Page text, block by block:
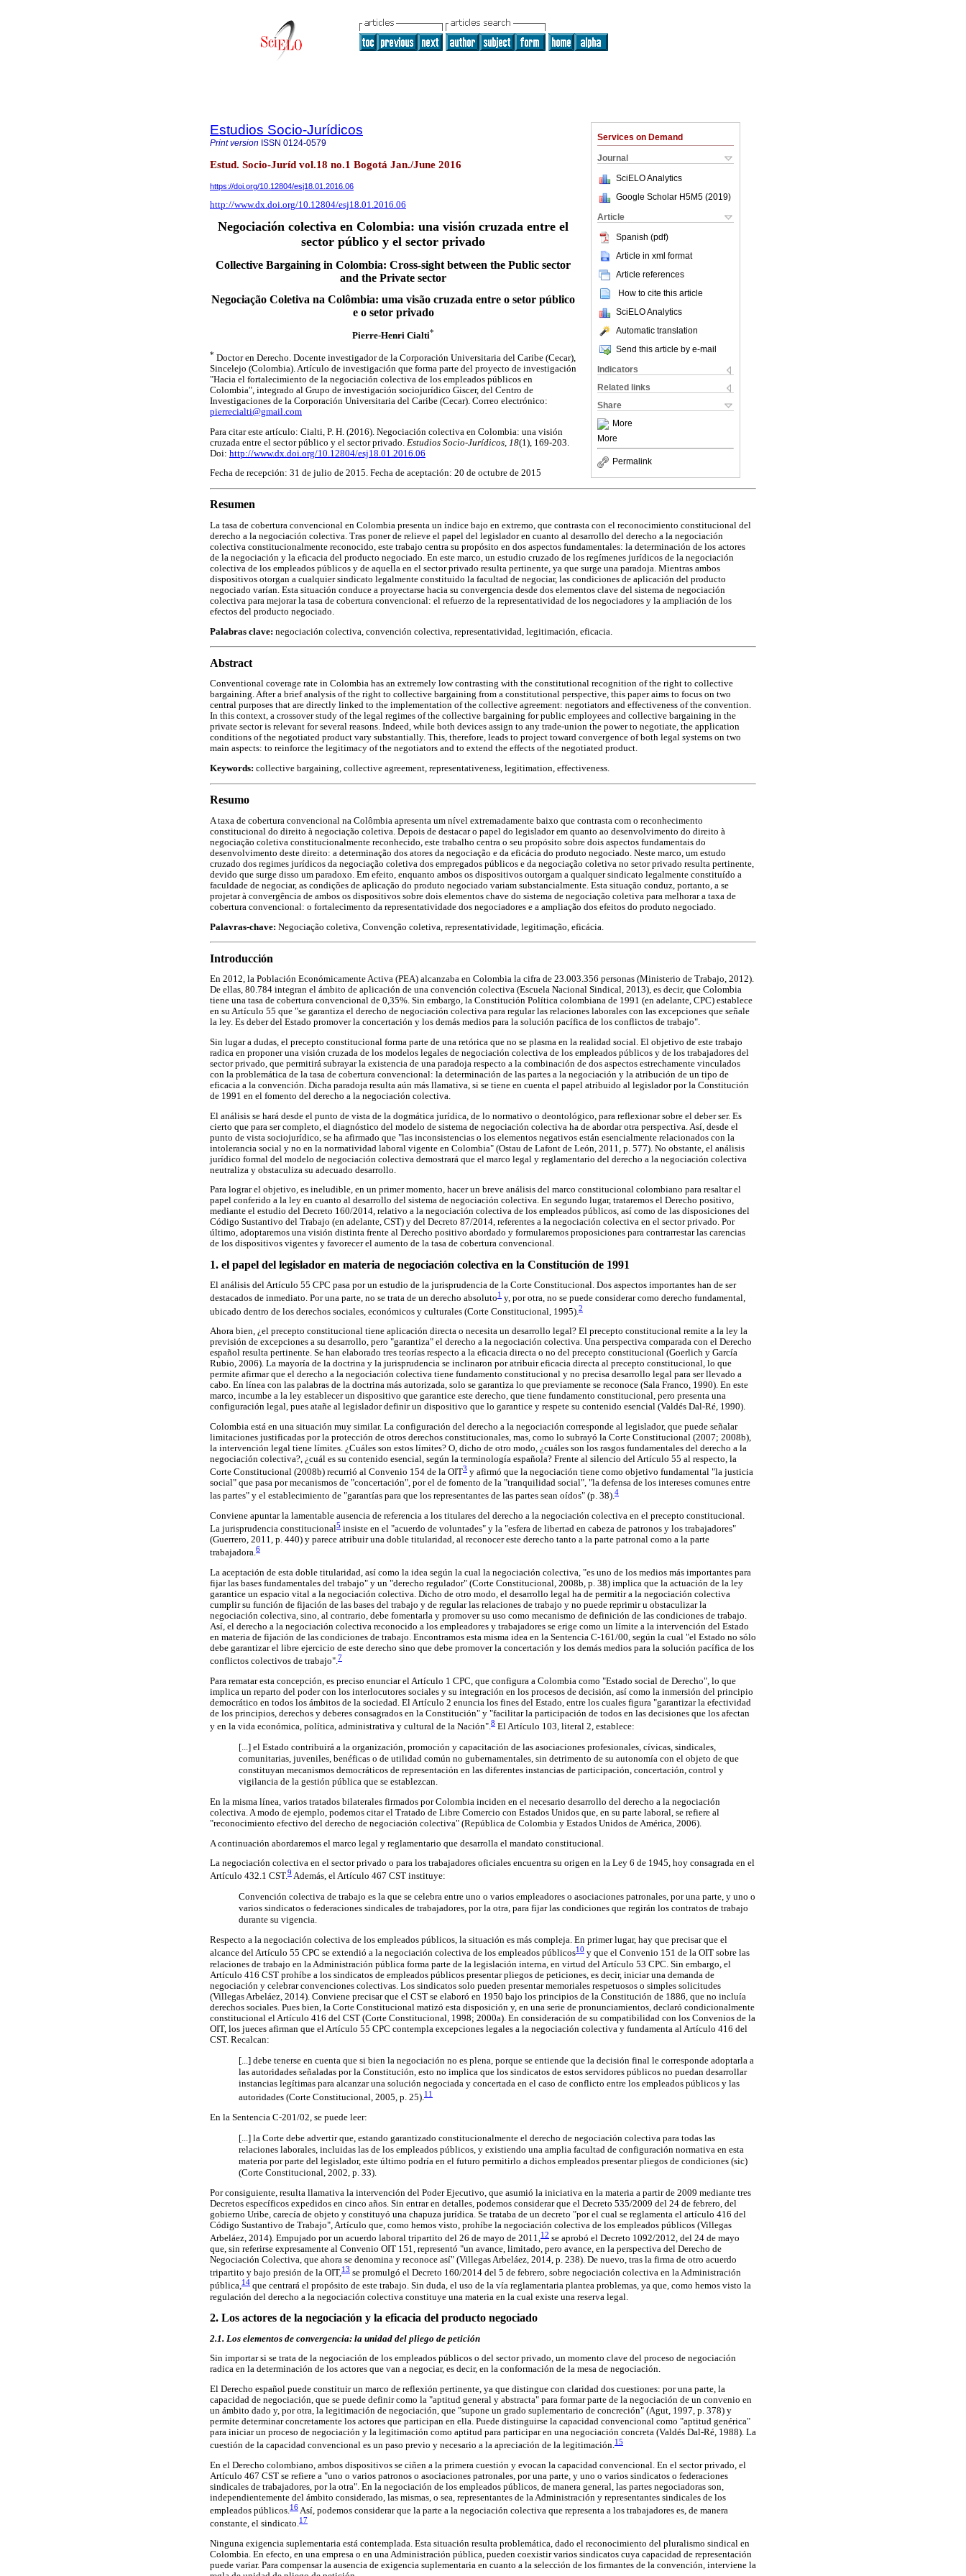
Services on Demand
Journal
SciELO Analytics
Google Scholar H5M5 (2019)
Article
Spanish (pdf)
Article in xml format
Article references
How to cite this article
SciELO Analytics
Automatic translation
Send this article by e-mail
Indicators
Related links
Share
More
More
Permalink
Estudios Socio-Jurídicos
Print version ISSN 0124-0579
Estud. Socio-Juríd vol.18 no.1 Bogotá Jan./June 2016
https://doi.org/10.12804/esj18.01.2016.06
http://www.dx.doi.org/10.12804/esj18.01.2016.06
Negociación colectiva en Colombia: una visión cruzada entre el
sector público y el sector privado
Collective Bargaining in Colombia: Cross-sight between the Public sector
and the Private sector
Negociação Coletiva na Colômbia: uma visão cruzada entre o setor público
e o setor privado
Pierre-Henri Cialti*
* Doctor en Derecho. Docente investigador de la Corporación Universitaria del Caribe (Cecar),
Sincelejo (Colombia). Artículo de investigación que forma parte del proyecto de investigación
"Hacia el fortalecimiento de la negociación colectiva de los empleados públicos en
Colombia", integrado al Grupo de investigación sociojurídico Giscer, del Centro de
Investigaciones de la Corporación Universitaria del Caribe (Cecar). Correo electrónico:
pierrecialti@gmail.com
Para citar este artículo: Cialti, P. H. (2016). Negociación colectiva en Colombia: una visión
cruzada entre el sector público y el sector privado. Estudios Socio-Jurídicos 18(1), 169-203.
Doi: http://www.dx.doi.org/10.12804/esj18.01.2016.06
Fecha de recepción: 31 de julio de 2015. Fecha de aceptación: 20 de octubre de 2015
Resumen
La tasa de cobertura convencional en Colombia presenta un índice bajo en extremo, que contrasta con el reconocimiento constitucional del
derecho a la negociación colectiva. Tras poner de relieve el papel del legislador en cuanto al desarrollo del derecho a la negociación
colectiva constitucionalmente reconocido, este trabajo centra su propósito en dos aspectos fundamentales: la determinación de los actores
de la negociación y la eficacia del producto negociado. En este marco, un estudio cruzado de los regímenes jurídicos de la negociación
colectiva de los empleados públicos y de aquella en el sector privado resulta pertinente, ya que surge una paradoja. Mientras ambos
dispositivos otorgan a cualquier sindicato legalmente constituido la facultad de negociar, las condiciones de aplicación del producto
negociado varían. Esta situación conduce a proyectarse hacia su convergencia desde dos elementos clave del sistema de negociación
colectiva para mejorar la tasa de cobertura convencional: el refuerzo de la representatividad de los negociadores y la ampliación de los
efectos del producto negociado.
Palabras clave: negociación colectiva, convención colectiva, representatividad, legitimación, eficacia.
Abstract
Conventional coverage rate in Colombia has an extremely low contrasting with the constitutional recognition of the right to collective
bargaining. After a brief analysis of the right to collective bargaining from a constitutional perspective, this paper aims to focus on two
central purposes that are directly linked to the implementation of the collective agreement: negotiators and effectiveness of the convention.
In this context, a crossover study of the legal regimes of the collective bargaining for public employees and collective bargaining in the
private sector is relevant for several reasons. Indeed, while both devices assign to any trade-union the power to negotiate, the application
conditions of the negotiated product vary substantially. This, therefore, leads to project toward convergence of both legal systems on two
main aspects: to reinforce the legitimacy of the negotiators and to extend the effects of the negotiated product.
Keywords: collective bargaining, collective agreement, representativeness, legitimation, effectiveness.
Resumo
A taxa de cobertura convencional na Colômbia apresenta um nível extremadamente baixo que contrasta com o reconhecimento
constitucional do direito à negociação coletiva. Depois de destacar o papel do legislador em quanto ao desenvolvimento do direito à
negociação coletiva constitucionalmente reconhecido, este trabalho centra o seu propósito sobre dois aspectos fundamentais do
desenvolvimento deste direito: a determinação dos atores da negociação e da eficácia do produto negociado. Neste marco, um estudo
cruzado dos regimes jurídicos da negociação coletiva dos empregados públicos e da negociação coletiva no setor privado resulta pertinente,
devido que surge disso um paradoxo. Em efeito, enquanto ambos os dispositivos outorgam a qualquer sindicato legalmente constituído a
faculdade de negociar, as condições de aplicação do produto negociado variam substancialmente. Esta situação conduz, portanto, a se
projetar à convergência de ambos os dispositivos sobre dois elementos chave do sistema de negociação coletiva para melhorar a taxa de
cobertura convencional: o fortalecimento da representatividade dos negociadores e a ampliação dos efeitos do produto negociado.
Palavras-chave: Negociação coletiva, Convenção coletiva, representatividade, legitimação, eficácia.
Introducción
En 2012, la Población Económicamente Activa (PEA) alcanzaba en Colombia la cifra de 23.003.356 personas (Ministerio de Trabajo, 2012).
De ellas, 80.784 integran el ámbito de aplicación de una convención colectiva (Escuela Nacional Sindical, 2013), es decir, que Colombia
tiene una tasa de cobertura convencional de 0,35%. Sin embargo, la Constitución Política colombiana de 1991 (en adelante, CPC) establece
en su Artículo 55 que "se garantiza el derecho de negociación colectiva para regular las relaciones laborales con las excepciones que señale
la ley. Es deber del Estado promover la concertación y los demás medios para la solución pacífica de los conflictos de trabajo".
Sin lugar a dudas, el precepto constitucional forma parte de una retórica que no se plasma en la realidad social. El objetivo de este trabajo
radica en proponer una visión cruzada de los modelos legales de negociación colectiva de los empleados públicos y de los trabajadores del
sector privado, que permitirá subrayar la existencia de una paradoja respecto a la combinación de dos aspectos estrechamente vinculados
con la problemática de la tasa de cobertura convencional: la determinación de las partes a la negociación y la atribución de un tipo de
eficacia a la convención. Dicha paradoja resulta aún más llamativa, si se tiene en cuenta el papel atribuido al legislador por la Constitución
de 1991 en el fomento del derecho a la negociación colectiva.
El análisis se hará desde el punto de vista de la dogmática jurídica, de lo normativo o deontológico, para reflexionar sobre el deber ser. Es
cierto que para ser completo, el diagnóstico del modelo de sistema de negociación colectiva ha de abordar otra perspectiva. Así, desde el
punto de vista sociojurídico, se ha afirmado que "las inconsistencias o los elementos negativos están esencialmente relacionados con la
intolerancia social y no en la normatividad laboral vigente en Colombia" (Ostau de Lafont de León, 2011, p. 577). No obstante, el análisis
jurídico formal del modelo de negociación colectiva demostrará que el marco legal y reglamentario del derecho a la negociación colectiva
neutraliza y obstaculiza su adecuado desarrollo.
Para lograr el objetivo, es ineludible, en un primer momento, hacer un breve análisis del marco constitucional colombiano para resaltar el
papel conferido a la ley en cuanto al desarrollo del sistema de negociación colectiva. En segundo lugar, trataremos el Derecho positivo,
mediante el estudio del Decreto 160/2014, relativo a la negociación colectiva de los empleados públicos, así como de las disposiciones del
Código Sustantivo del Trabajo (en adelante, CST) y del Decreto 87/2014, referentes a la negociación colectiva en el sector privado. Por
último, adoptaremos una visión distinta frente al Derecho positivo abordado y formularemos proposiciones para contrarrestar las carencias
de los dispositivos vigentes y favorecer el aumento de la tasa de cobertura convencional.
1. el papel del legislador en materia de negociación colectiva en la Constitución de 1991
El análisis del Artículo 55 CPC pasa por un estudio de la jurisprudencia de la Corte Constitucional. Dos aspectos importantes han de ser
destacados de inmediato. Por una parte, no se trata de un derecho absoluto1 y, por otra, no se puede considerar como derecho fundamental,
ubicado dentro de los derechos sociales, económicos y culturales (Corte Constitucional, 1995). 2
Ahora bien, ¿el precepto constitucional tiene aplicación directa o necesita un desarrollo legal? El precepto constitucional remite a la ley la
previsión de excepciones a su desarrollo, pero "garantiza" el derecho a la negociación colectiva. Una perspectiva comparada con el Derecho
español resulta pertinente. Se han elaborado tres teorías respecto a la eficacia directa o no del precepto constitucional (Goerlich y García
Rubio, 2006). La mayoría de la doctrina y la jurisprudencia se inclinaron por atribuir eficacia directa al precepto constitucional, lo que
permite afirmar que el derecho a la negociación colectiva tiene fundamento constitucional y no precisa desarrollo legal para ser llevado a
cabo. En línea con las palabras de la doctrina más autorizada, solo se garantiza lo que previamente se reconoce (Sala Franco, 1990). En este
marco, incumbe a la ley establecer un dispositivo que garantice este derecho, que tiene fundamento constitucional, pero presenta una
configuración legal, pues atañe al legislador definir un dispositivo que lo garantice y respete su contenido esencial (Valdés Dal-Ré, 1990).
Colombia está en una situación muy similar. La configuración del derecho a la negociación corresponde al legislador, que puede señalar
limitaciones justificadas por la protección de otros derechos constitucionales, mas, como lo subrayó la Corte Constitucional (2007; 2008b),
la intervención legal tiene límites. ¿Cuáles son estos límites? O, dicho de otro modo, ¿cuáles son los rasgos fundamentales del derecho a la
negociación colectiva?, ¿cuál es su contenido esencial, según la terminología española? Frente al silencio del Artículo 55 al respecto, la
Corte Constitucional (2008b) recurrió al Convenio 154 de la OIT3 y afirmó que la negociación tiene como objetivo fundamental "la justicia
social" que pasa por mecanismos de "concertación", por el de fomento de la "tranquilidad social", "la defensa de los intereses comunes entre
las partes" y el establecimiento de "garantías para que los representantes de las partes sean oídos" (p. 38).4
Conviene apuntar la lamentable ausencia de referencia a los titulares del derecho a la negociación colectiva en el precepto constitucional.
La jurisprudencia constitucional5 insiste en el "acuerdo de voluntades" y la "esfera de libertad en cabeza de patronos y los trabajadores"
(Guerrero, 2011, p. 440) y parece atribuir una doble titularidad, al reconocer este derecho tanto a la parte patronal como a la parte
trabajadora.6
La aceptación de esta doble titularidad, así como la idea según la cual la negociación colectiva, "es uno de los medios más importantes para
fijar las bases fundamentales del trabajo" y un "derecho regulador" (Corte Constitucional, 2008b, p. 38) implica que la actuación de la ley
garantice un espacio vital a la negociación colectiva. Dicho de otro modo, el desarrollo legal ha de permitir a la negociación colectiva
cumplir su función de fijación de las bases del trabajo y de regular las relaciones de trabajo y no puede reprimir u obstaculizar la
negociación colectiva, sino, al contrario, debe fomentarla y promover su uso como mecanismo de definición de las condiciones de trabajo.
Así, el derecho a la negociación colectiva reconocido a los empleadores y trabajadores se erige como un límite a la intervención del Estado
en materia de fijación de las condiciones de trabajo. Encontramos esta misma idea en la Sentencia C-161/00, según la cual "el Estado no sólo
debe garantizar el libre ejercicio de este derecho sino que debe promover la concertación y los demás medios para la solución pacífica de los
conflictos colectivos de trabajo".7
Para rematar esta concepción, es preciso enunciar el Artículo 1 CPC, que configura a Colombia como "Estado social de Derecho", lo que
implica un reparto del poder con los interlocutores sociales y su integración en los procesos de decisión, así como la inmersión del principio
democrático en todos los ámbitos de la sociedad. El Artículo 2 enuncia los fines del Estado, entre los cuales figura "garantizar la efectividad
de los principios, derechos y deberes consagrados en la Constitución" y "facilitar la participación de todos en las decisiones que los afectan
y en la vida económica, política, administrativa y cultural de la Nación".8 El Artículo 103, literal 2, establece:
[...] el Estado contribuirá a la organización, promoción y capacitación de las asociaciones profesionales, cívicas, sindicales,
comunitarias, juveniles, benéficas o de utilidad común no gubernamentales, sin detrimento de su autonomía con el objeto de que
constituyan mecanismos democráticos de representación en las diferentes instancias de participación, concertación, control y
vigilancia de la gestión pública que se establezcan.
En la misma línea, varios tratados bilaterales firmados por Colombia inciden en el necesario desarrollo del derecho a la negociación
colectiva. A modo de ejemplo, podemos citar el Tratado de Libre Comercio con Estados Unidos que, en su parte laboral, se refiere al
"reconocimiento efectivo del derecho de negociación colectiva" (República de Colombia y Estados Unidos de América, 2006).
A continuación abordaremos el marco legal y reglamentario que desarrolla el mandato constitucional.
La negociación colectiva en el sector privado o para los trabajadores oficiales encuentra su origen en la Ley 6 de 1945, hoy consagrada en el
Artículo 432.1 CST.9 Además, el Artículo 467 CST instituye:
Convención colectiva de trabajo es la que se celebra entre uno o varios empleadores o asociaciones patronales, por una parte, y uno o
varios sindicatos o federaciones sindicales de trabajadores, por la otra, para fijar las condiciones que regirán los contratos de trabajo
durante su vigencia.
Respecto a la negociación colectiva de los empleados públicos, la situación es más compleja. En primer lugar, hay que precisar que el
alcance del Artículo 55 CPC se extendió a la negociación colectiva de los empleados públicos10 y que el Convenio 151 de la OIT sobre las
relaciones de trabajo en la Administración pública forma parte de la legislación interna, en virtud del Artículo 53 CPC. Sin embargo, el
Artículo 416 CST prohíbe a los sindicatos de empleados públicos presentar pliegos de peticiones, es decir, iniciar una demanda de
negociación y celebrar convenciones colectivas. Los sindicatos solo pueden presentar memoriales respetuosos o simples solicitudes
(Villegas Arbeláez, 2014). Conviene precisar que el CST se elaboró en 1950 bajo los principios de la Constitución de 1886, que no incluía
derechos sociales. Pues bien, la Corte Constitucional matizó esta disposición y, en una serie de pronunciamientos, declaró condicionalmente
constitucional el Artículo 416 del CST (Corte Constitucional, 1998; 2000a). En consideración de su compatibilidad con los Convenios de la
OIT, los jueces afirman que el Artículo 55 CPC contempla excepciones legales a la negociación colectiva y fundamenta al Artículo 416 del
CST. Recalcan:
[...] debe tenerse en cuenta que si bien la negociación no es plena, porque se entiende que la decisión final le corresponde adoptarla a
las autoridades señaladas por la Constitución, esto no implica que los sindicatos de estos servidores públicos no puedan desarrollar
instancias legítimas para alcanzar una solución negociada y concertada en el caso de conflicto entre los empleados públicos y las
autoridades (Corte Constitucional, 2005, p. 25).11
En la Sentencia C-201/02, se puede leer:
[...] la Corte debe advertir que, estando garantizado constitucionalmente el derecho de negociación colectiva para todas las
relaciones laborales, incluidas las de los empleados públicos, y existiendo una amplia facultad de configuración normativa en esta
materia por parte del legislador, este último podría en el futuro permitirlo a dichos empleados presentar pliegos de condiciones (sic)
(Corte Constitucional, 2002, p. 33).
Por consiguiente, resulta llamativa la intervención del Poder Ejecutivo, que asumió la iniciativa en la materia a partir de 2009 mediante tres
Decretos específicos expedidos en cinco años. Sin entrar en detalles, podemos considerar que el Decreto 535/2009 del 24 de febrero, del
gobierno Uribe, carecía de objeto y constituyó una chapuza jurídica. Se trataba de un decreto "por el cual se reglamenta el artículo 416 del
Código Sustantivo de Trabajo", Artículo que, como hemos visto, prohíbe la negociación colectiva de los empleados públicos (Villegas
Arbeláez, 2014). Empujado por un acuerdo laboral tripartito del 26 de mayo de 2011,12 se aprobó el Decreto 1092/2012, del 24 de mayo
que, sin referirse expresamente al Convenio OIT 151, representó "un avance, limitado, pero avance, en la perspectiva del Derecho de
Negociación Colectiva, que ahora se denomina y reconoce así" (Villegas Arbeláez, 2014, p. 238). De nuevo, tras la firma de otro acuerdo
tripartito y bajo presión de la OIT,13 se promulgó el Decreto 160/2014 del 5 de febrero, sobre negociación colectiva en la Administración
pública,14 que centrará el propósito de este trabajo. Sin duda, el uso de la vía reglamentaria plantea problemas, ya que, como hemos visto la
regulación del derecho a la negociación colectiva constituye una materia en la cual existe una reserva legal.
2. Los actores de la negociación y la eficacia del producto negociado
2.1. Los elementos de convergencia: la unidad del pliego de petición
Sin importar si se trata de la negociación de los empleados públicos o del sector privado, un momento clave del proceso de negociación
radica en la determinación de los actores que van a negociar, es decir, en la conformación de la mesa de negociación.
El Derecho español puede constituir un marco de reflexión pertinente, ya que distingue con claridad dos cuestiones: por una parte, la
capacidad de negociación, que se puede definir como la "aptitud general y abstracta" para formar parte de la negociación de un convenio en
un ámbito dado y, por otra, la legitimación de negociación, que "supone un grado suplementario de concreción" (Agut, 1997, p. 378) y
permite determinar concretamente los actores que participan en ella. Puede distinguirse la capacidad convencional como "aptitud genérica"
para iniciar un proceso de negociación y la legitimación como aptitud para participar en una negociación concreta (Valdés Dal-Ré, 1988). La
cuestión de la capacidad convencional es un paso previo y necesario a la apreciación de la legitimación.15
En el Derecho colombiano, ambos dispositivos se ciñen a la primera cuestión y evocan la capacidad convencional. En el sector privado, el
Artículo 467 CST se refiere a "uno o varios patronos o asociaciones patronales, por una parte, y uno o varios sindicatos o federaciones
sindicales de trabajadores, por la otra". En la negociación de los empleados públicos, de manera general, las partes negociadoras son,
independientemente del ámbito considerado, las mismas, o sea, representantes de la Administración y representantes sindicales de los
empleados públicos.16Así, podemos considerar que la parte a la negociación colectiva que representa a los trabajadores es, de manera
constante, el sindicato.17
Ninguna exigencia suplementaria está contemplada. Esta situación resulta problemática, dado el reconocimiento del pluralismo sindical en
Colombia. En efecto, en una empresa o en una Administración pública, pueden coexistir varios sindicatos cuya capacidad de representación
puede variar. Para compensar la ausencia de exigencia suplementaria en cuanto a la selección de los firmantes de la convención, interviene la